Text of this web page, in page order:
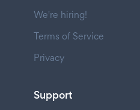
We're hiring!
Terms of Service
Privacy
Support